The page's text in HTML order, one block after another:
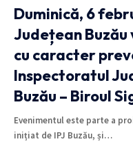
Duminică, 6
Județean
cu caracter
Inspectoratul
Buzău – Biroul
Evenimentul este parte a
inițiat de IPJ Buzău, și…